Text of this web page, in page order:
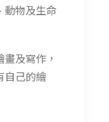
動物及生命
及寫作，
自己的繪